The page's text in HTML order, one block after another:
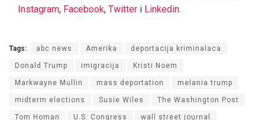
Instagram, Facebook, Twitter i Linkedin.
Tags: abc news Amerika deportacija kriminalaca
Donald Trump imigracija Kristi Noem
Markwayne Mullin mass deportation melania trump
midterm elections Susie Wiles The Washington Post
Tom Homan U.S. Congress wall street journal